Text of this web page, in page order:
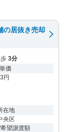
の居抜き売却
3分
価
円
在地
央区
望譲渡額